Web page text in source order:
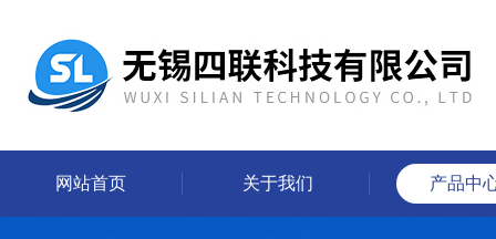
网站首页 关于我们 产品中